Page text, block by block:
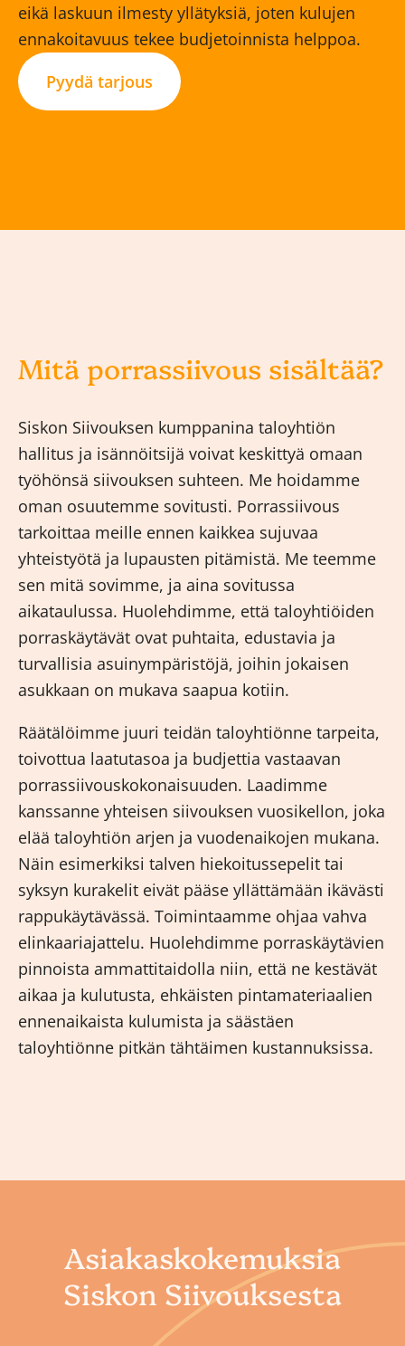
eikä laskuun ilmesty yllätyksiä, joten kulujen
ennakoitavuus tekee budjetoinnista helppoa.
Pyydä tarjous
Mitä porrassiivous sisältää?
Siskon Siivouksen kumppanina taloyhtiön
hallitus ja isännöitsijä voivat keskittyä omaan
työhönsä siivouksen suhteen. Me hoidamme
oman osuutemme sovitusti. Porrassiivous
tarkoittaa meille ennen kaikkea sujuvaa
yhteistyötä ja lupausten pitämistä. Me teemme
sen mitä sovimme, ja aina sovitussa
aikataulussa. Huolehdimme, että taloyhtiöiden
porraskäytävät ovat puhtaita, edustavia ja
turvallisia asuinympäristöjä, joihin jokaisen
asukkaan on mukava saapua kotiin.
Räätälöimme juuri teidän taloyhtiönne tarpeita,
toivottua laatutasoa ja budjettia vastaavan
porrassiivouskokonaisuuden. Laadimme
kanssanne yhteisen siivouksen vuosikellon, joka
elää taloyhtiön arjen ja vuodenaikojen mukana.
Näin esimerkiksi talven hiekoitussepelit tai
syksyn kurakelit eivät pääse yllättämään ikävästi
rappukäytävässä. Toimintaamme ohjaa vahva
elinkaariajattelu. Huolehdimme porraskäytävien
pinnoista ammattitaidolla niin, että ne kestävät
aikaa ja kulutusta, ehkäisten pintamateriaalien
ennenaikaista kulumista ja säästäen
taloyhtiönne pitkän tähtäimen kustannuksissa.
Asiakaskokemuksia
Siskon Siivouksesta